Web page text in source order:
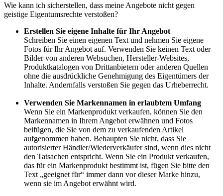
Wie kann ich sicherstellen, dass meine Angebote nicht gegen
geistige Eigentumsrechte verstoßen?
Erstellen Sie eigene Inhalte für Ihr Angebot
Schreiben Sie einen eigenen Text und nehmen Sie eigene
Fotos für Ihr Angebot auf. Verwenden Sie keinen Text oder
Bilder von anderen Websuchen, Hersteller-Websites,
Produktkatalogen von Drittanbietern oder anderen Quellen
ohne die ausdrückliche Genehmigung des Eigentümers der
Inhalte. Andernfalls verstoßen Sie gegen das Urheberrecht.
Verwenden Sie Markennamen in erlaubtem Umfang
Wenn Sie ein Markenprodukt verkaufen, können Sie den
Markennamen in Ihrem Angebot erwähnen und Fotos
beifügen, die Sie von dem zu verkaufenden Artikel
aufgenommen haben. Behaupten Sie nicht, dass Sie
autorisierter Händler/Wiederverkäufer sind, wenn dies nicht
den Tatsachen entspricht. Wenn Sie ein Produkt verkaufen,
das für ein Markenprodukt bestimmt ist, fügen Sie bitte den
Text „geeignet für“ immer dann vor dieser Marke hinzu,
wenn sie im Angebot erwähnt wird.